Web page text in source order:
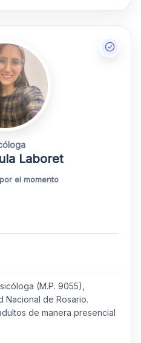
Laboret
el momento
(M.P. 9055),
Nacional de Rosario.
de manera presencial